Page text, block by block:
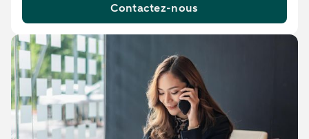
Contactez-nous